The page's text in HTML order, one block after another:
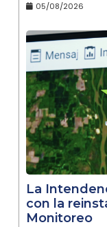
05/08/2026
La
con la
Monitoreo